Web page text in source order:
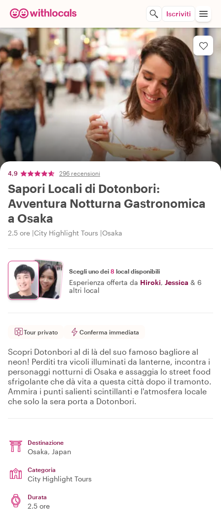
Iscriviti
4,9 296 recensioni
Sapori Locali di Dotonbori:
Avventura Notturna Gastronomica
a Osaka
2.5 ore City Highlight Tours Osaka
Scegli uno dei 8 local disponibili
Esperienza offerta da Hiroki, Jessica & 6
altri local
Tour privato Conferma immediata
Scopri Dotonbori al di là del suo famoso bagliore al
neon! Perditi tra vicoli illuminati da lanterne, incontra i
personaggi notturni di Osaka e assaggia lo street food
sfrigolante che dà vita a questa città dopo il tramonto.
Ammira i punti salienti scintillanti e l'atmosfera locale
che solo la sera porta a Dotonbori.
Destinazione
Osaka, Japan
Categoria
City Highlight Tours
Durata
2.5 ore